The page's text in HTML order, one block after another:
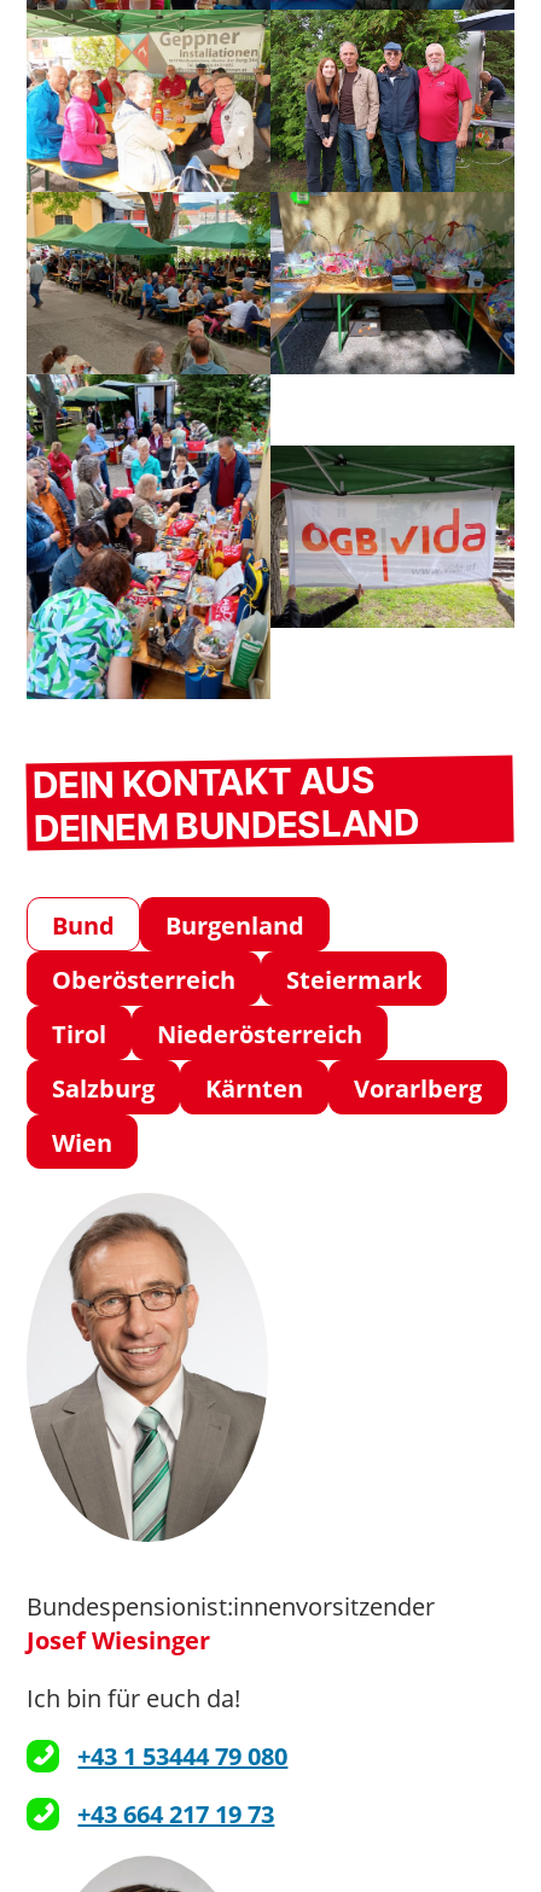
DEIN KONTAKT AUS
DEINEM BUNDESLAND
Bund
Burgenland
Oberösterreich
Steiermark
Tirol
Niederösterreich
Salzburg
Kärnten
Vorarlberg
Wien
Bundespensionist:innenvorsitzender
Josef Wiesinger
Ich bin für euch da!
+43 1 53444 79 080
+43 664 217 19 73